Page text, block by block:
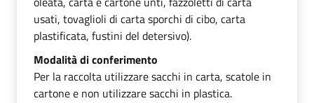
usati, tovaglioli di carta sporchi di cibo, carta
plastificata, fustini del detersivo).
Modalità di conferimento
Per la raccolta utilizzare sacchi in carta, scatole in
cartone e non utilizzare sacchi in plastica.